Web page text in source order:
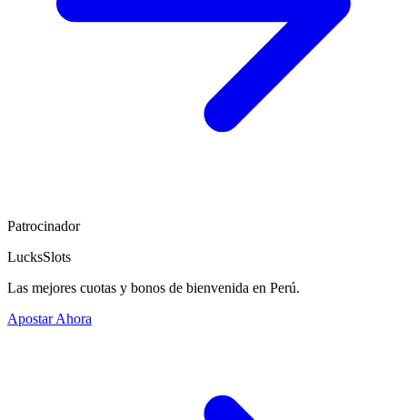
Patrocinador
LucksSlots
Las mejores cuotas y bonos de bienvenida en Perú.
Apostar Ahora